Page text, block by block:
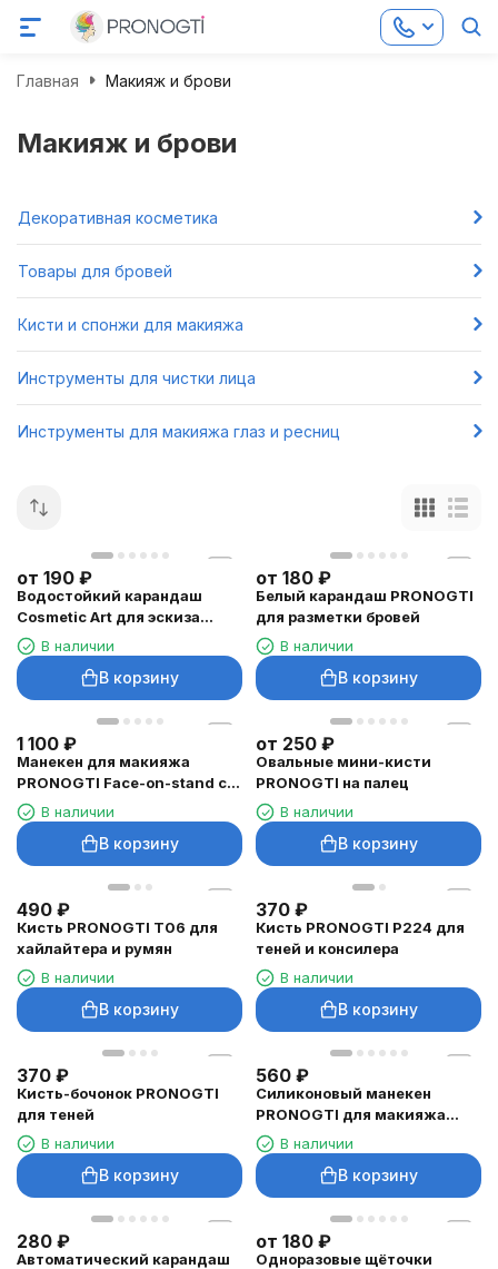
Главная Макияж и брови
Макияж и брови
Декоративная косметика
Товары для бровей
Кисти и спонжи для макияжа
Инструменты для чистки лица
Инструменты для макияжа глаз и ресниц
от 190 ₽
Водостойкий карандаш
Cosmetic Art для эскиза
татуажа
В наличии
В корзину
от 180 ₽
Белый карандаш PRONOGTI
для разметки бровей
В наличии
В корзину
1 100 ₽
Манекен для макияжа
PRONOGTI Face-on-stand с
подставкой
В наличии
В корзину
от 250 ₽
Овальные мини-кисти
PRONOGTI на палец
В наличии
В корзину
490 ₽
Кисть PRONOGTI T06 для
хайлайтера и румян
В наличии
В корзину
370 ₽
Кисть PRONOGTI P224 для
теней и консилера
В наличии
В корзину
370 ₽
Кисть-бочонок PRONOGTI
для теней
В наличии
В корзину
560 ₽
Силиконовый манекен
PRONOGTI для макияжа
глаз, 17 × 8,5 см
В наличии
В корзину
280 ₽
Автоматический карандаш
от 180 ₽
Одноразовые щёточки